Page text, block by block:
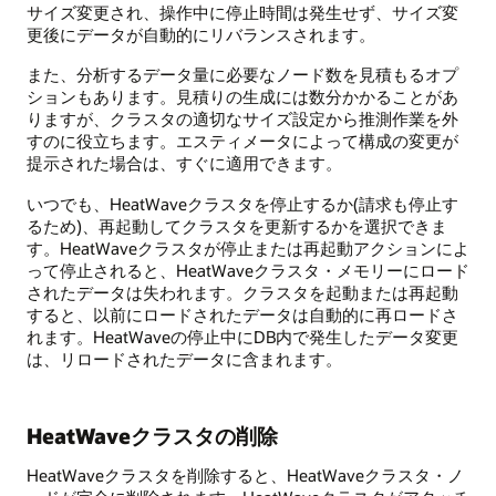
サイズ変更され、操作中に停止時間は発生せず、サイズ変
更後にデータが自動的にリバランスされます。
また、分析するデータ量に必要なノード数を見積もるオプ
ションもあります。見積りの生成には数分かかることがあ
りますが、クラスタの適切なサイズ設定から推測作業を外
すのに役立ちます。エスティメータによって構成の変更が
提示された場合は、すぐに適用できます。
いつでも、HeatWaveクラスタを停止するか(請求も停止す
るため)、再起動してクラスタを更新するかを選択できま
す。HeatWaveクラスタが停止または再起動アクションによ
って停止されると、HeatWaveクラスタ・メモリーにロード
されたデータは失われます。クラスタを起動または再起動
すると、以前にロードされたデータは自動的に再ロードさ
れます。HeatWaveの停止中にDB内で発生したデータ変更
は、リロードされたデータに含まれます。
HeatWaveクラスタの削除
HeatWaveクラスタを削除すると、HeatWaveクラスタ・ノ